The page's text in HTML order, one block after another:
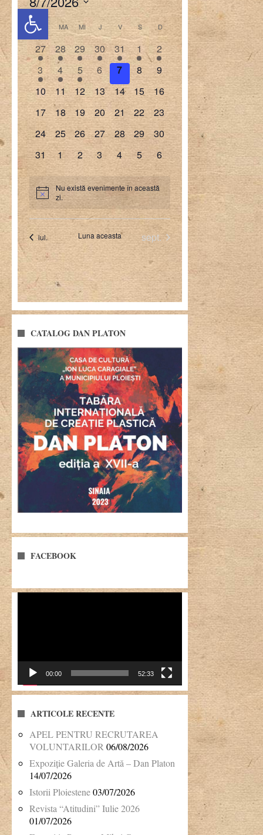
CATALOG DAN PLATON
FACEBOOK
00:00 52:33
ARTICOLE RECENTE
APEL PENTRU RECRUTAREA
VOLUNTARILOR06/08/2026
Expoziție Galeria de Artă – Dan Platon
14/07/2026
Istorii Ploiestene03/07/2026
Revista “Atitudini” Iulie 2026
01/07/2026